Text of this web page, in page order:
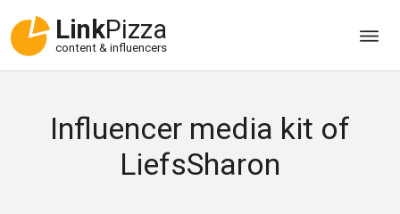
LinkPizza
content & influencers
Influencer media kit of
LiefsSharon